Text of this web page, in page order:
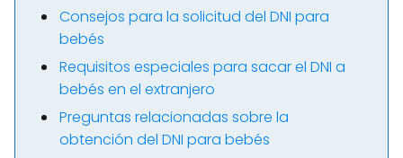
Consejos para la solicitud del DNI para
bebés
Requisitos especiales para sacar el DNI a
bebés en el extranjero
Preguntas relacionadas sobre la
obtención del DNI para bebés